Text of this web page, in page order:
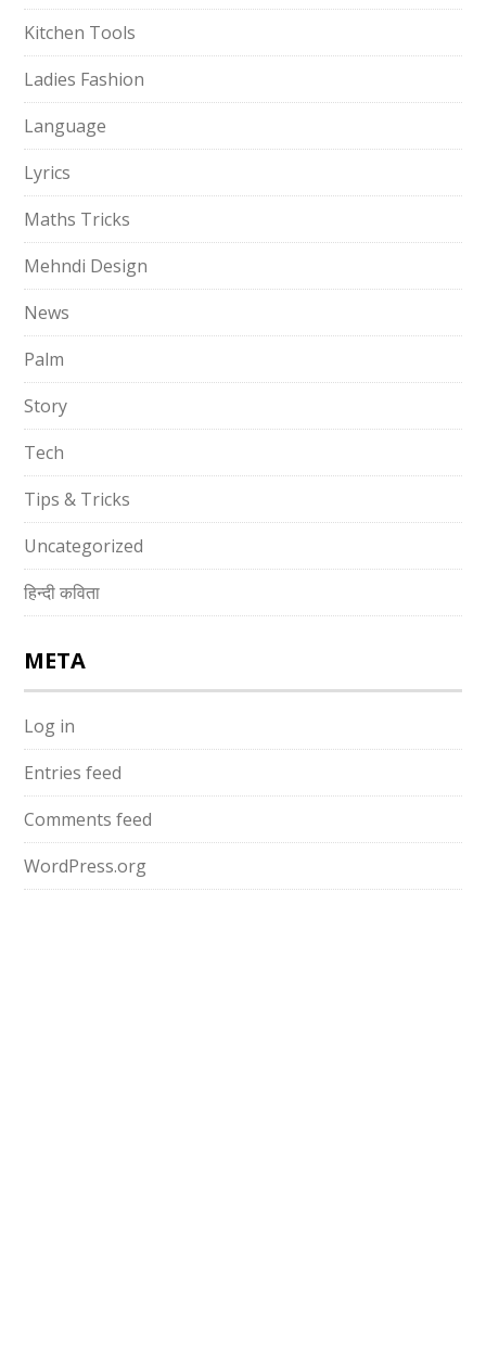
Kitchen Tools
Ladies Fashion
Language
Lyrics
Maths Tricks
Mehndi Design
News
Palm
Story
Tech
Tips & Tricks
Uncategorized
हिन्दी कविता
META
Log in
Entries feed
Comments feed
WordPress.org